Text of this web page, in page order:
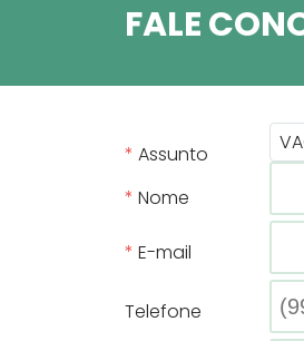
FALE
Assunto
Nome
E-mail
Telefone